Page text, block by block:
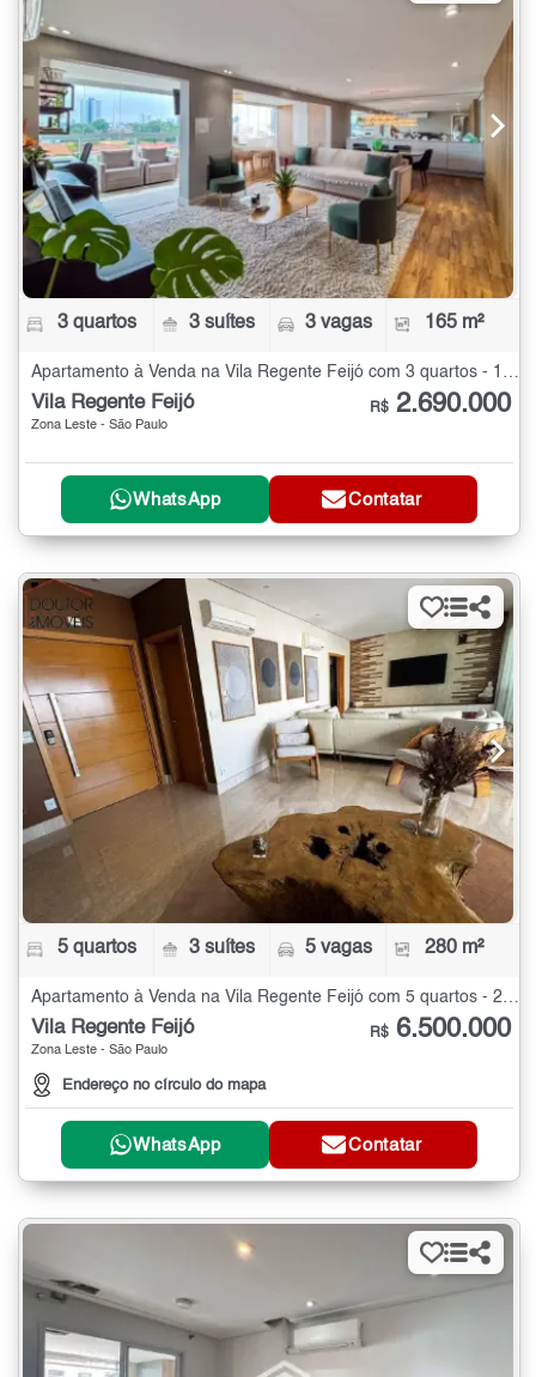
3 quartos 3 suítes 3 vagas 165 m²
Apartamento à Venda na Vila Regente Feijó com 3 quartos - 165 m²
Vila Regente Feijó
Zona Leste - São Paulo
R$ 2.690.000
WhatsApp Contatar
5 quartos 3 suítes 5 vagas 280 m²
Apartamento à Venda na Vila Regente Feijó com 5 quartos - 280 m²
Vila Regente Feijó
Zona Leste - São Paulo
Endereço no círculo do mapa
R$ 6.500.000
WhatsApp Contatar